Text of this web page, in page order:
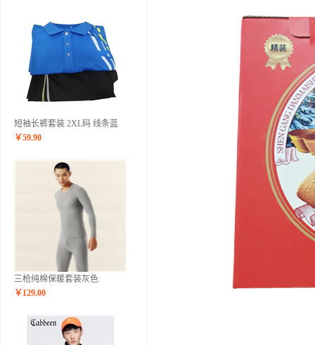
短袖长裤套装 2XL码 线条蓝
￥59.90
三枪纯棉保暖套装灰色
￥ 129.00